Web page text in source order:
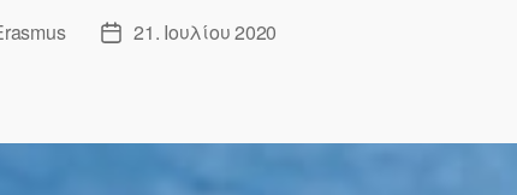
Ημ.21. Ιουλίου 2020